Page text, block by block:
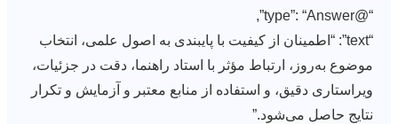
“@type”: “Answer”,
“text”: “اطمینان از کیفیت با پایبندی به اصول علمی، انتخاب
موضوع به‌روز، ارتباط مؤثر با استاد راهنما، دقت در جزئیات،
ویراستاری دقیق، و استفاده از منابع معتبر و آزمایش و تکرار
نتایج حاصل می‌شود.”